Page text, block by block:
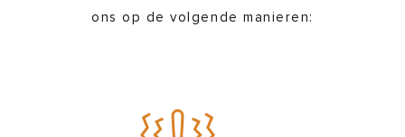
ons op de volgende manieren: